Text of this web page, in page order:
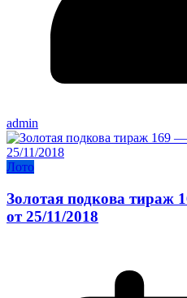
admin
Лото
Золотая подкова тираж
от 25/11/2018